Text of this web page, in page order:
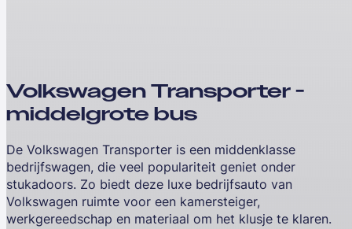
Volkswagen Transporter -
middelgrote bus
De Volkswagen Transporter is een middenklasse
bedrijfswagen, die veel populariteit geniet onder
stukadoors. Zo biedt deze luxe bedrijfsauto van
Volkswagen ruimte voor een kamersteiger,
werkgereedschap en materiaal om het klusje te klaren.